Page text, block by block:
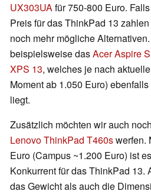
UX303UAfür 750-800 Euro.
Preis für das ThinkPad 13
noch mehr mögliche
beispielsweise dasAcer Aspire
XPS 13, welches je nach
Moment ab 1.050 Euro)
liegt.
Zusätzlich möchten wir auch
Lenovo ThinkPad T460swerfen.
Euro (Campus ~1.200 Euro) ist
Konkurrent für das ThinkPad 13.
das Gewicht als auch die